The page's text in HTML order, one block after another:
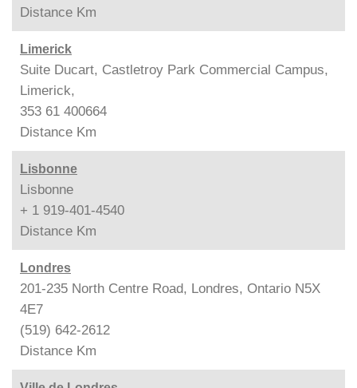
Distance Km
Limerick
Suite Ducart, Castletroy Park Commercial Campus,
Limerick,
353 61 400664
Distance Km
Lisbonne
Lisbonne
+ 1 919-401-4540
Distance Km
Londres
201-235 North Centre Road, Londres, Ontario N5X
4E7
(519) 642-2612
Distance Km